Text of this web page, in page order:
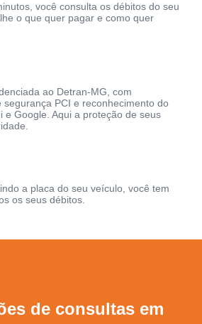
você consulta os débitos do seu
o que quer pagar e como quer
ao Detran-MG, com
segurança PCI e reconhecimento do
e Google. Aqui a proteção de seus
a placa do seu veículo, você tem
os seus débitos.
de consultas em